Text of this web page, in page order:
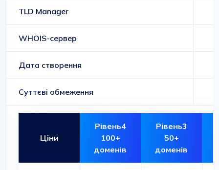
TLD Manager
WHOIS-сервер
Дата створення
Суттєві обмеження
Ціни
Рівень4
100+
доменів
Рівень3
50+
доменів